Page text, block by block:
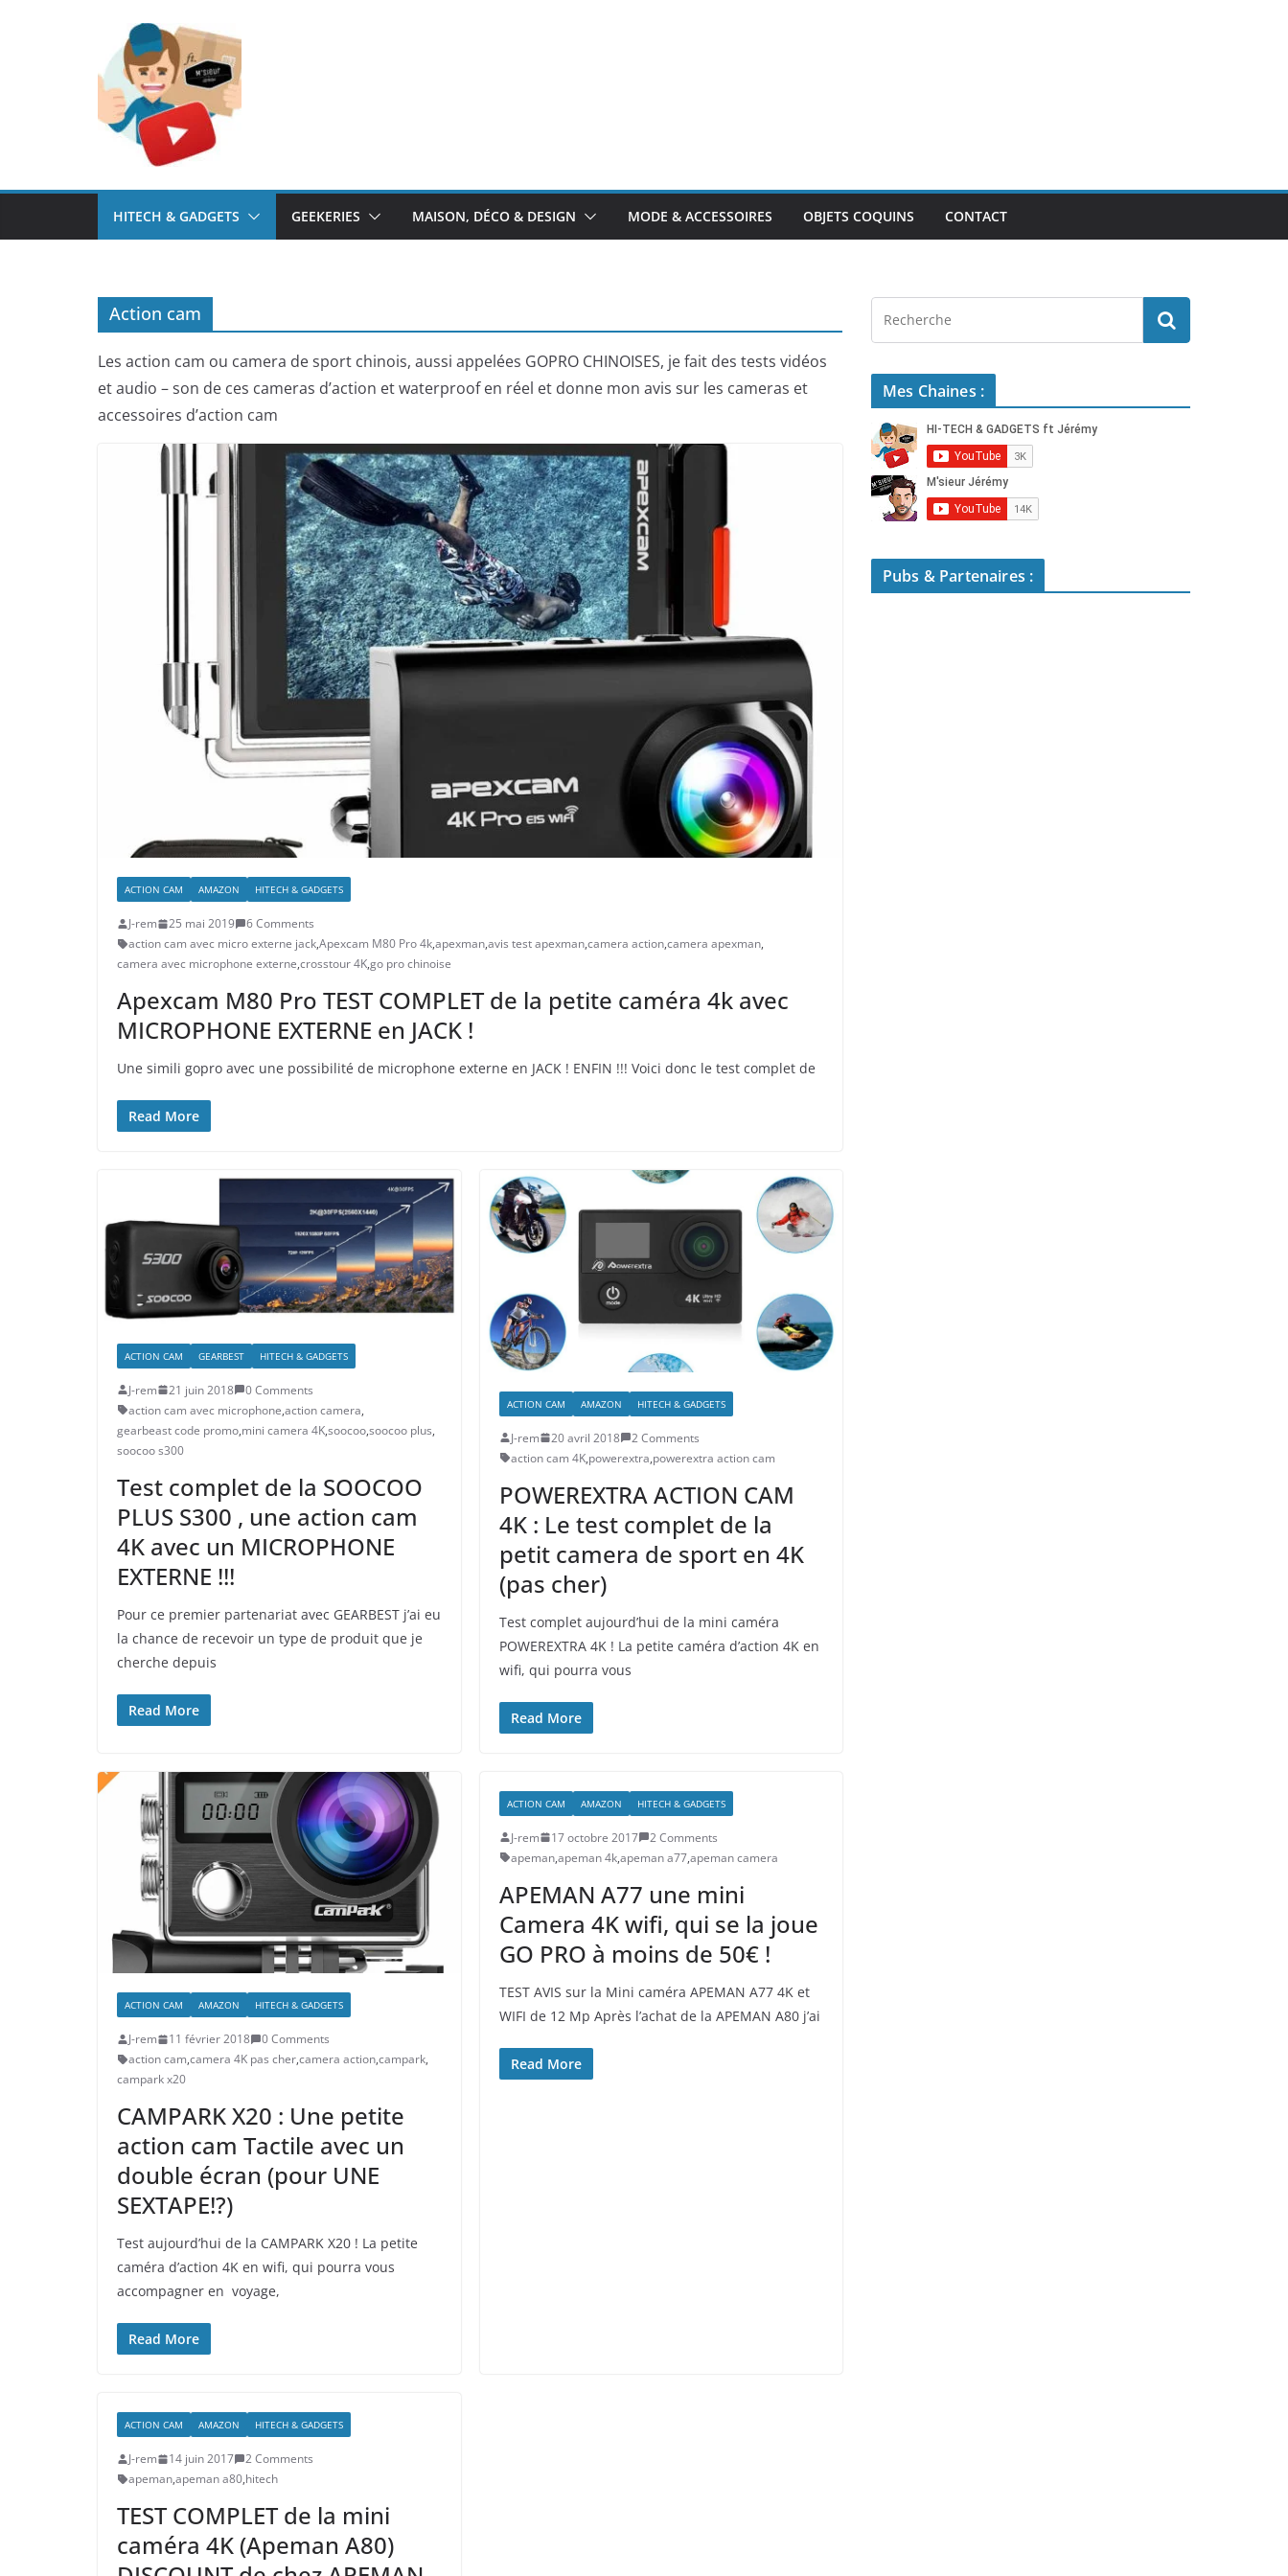
HITECH & GADGETS GEEKERIES MAISON, DÉCO & DESIGN MODE & ACCESSOIRES OBJETS COQUINS CONTACT
Action cam
Les action cam ou camera de sport chinois, aussi appelées GOPRO CHINOISES, je fait des tests vidéos
et audio – son de ces cameras d’action et waterproof en réel et donne mon avis sur les cameras et
accessoires d’action cam
ACTION CAM AMAZON HITECH & GADGETS
J-rem 25 mai 2019
6 Comments
action cam avec micro externe jack,Apexcam M80 Pro 4k,apexman,avis test apexman,camera action,camera apexman,
camera avec microphone externe,crosstour 4K,go pro chinoise
Apexcam M80 Pro TEST COMPLET de la petite caméra 4k avec
MICROPHONE EXTERNE en JACK !
Une simili gopro avec une possibilité de microphone externe en JACK ! ENFIN !!! Voici donc le test complet de
Read More
ACTION CAM GEARBEST HITECH & GADGETS
J-rem 21 juin 2018
0 Comments
action cam avec microphone,action camera,
gearbeast code promo,mini camera 4K,soocoo,soocoo plus,
soocoo s300
Test complet de la SOOCOO
PLUS S300 , une action cam
4K avec un MICROPHONE
EXTERNE !!!
Pour ce premier partenariat avec GEARBEST j’ai eu
la chance de recevoir un type de produit que je
cherche depuis
Read More
ACTION CAM AMAZON HITECH & GADGETS
J-rem 20 avril 2018
2 Comments
action cam 4K,powerextra,powerextra action cam
POWEREXTRA ACTION CAM
4K : Le test complet de la
petit camera de sport en 4K
(pas cher)
Test complet aujourd’hui de la mini caméra
POWEREXTRA 4K ! La petite caméra d’action 4K en
wifi, qui pourra vous
Read More
ACTION CAM AMAZON HITECH & GADGETS
J-rem 11 février 2018
0 Comments
action cam,camera 4K pas cher,camera action,campark,
campark x20
CAMPARK X20 : Une petite
action cam Tactile avec un
double écran (pour UNE
SEXTAPE!?)
Test aujourd’hui de la CAMPARK X20 ! La petite
caméra d’action 4K en wifi, qui pourra vous
accompagner en voyage,
Read More
ACTION CAM AMAZON HITECH & GADGETS
J-rem 17 octobre 2017
2 Comments
apeman,apeman 4k,apeman a77,apeman camera
APEMAN A77 une mini
Camera 4K wifi, qui se la joue
GO PRO à moins de 50€ !
TEST AVIS sur la Mini caméra APEMAN A77 4K et
WIFI de 12 Mp Après l’achat de la APEMAN A80 j’ai
Read More
ACTION CAM AMAZON HITECH & GADGETS
J-rem 14 juin 2017
2 Comments
apeman,apeman a80,hitech
TEST COMPLET de la mini
caméra 4K (Apeman A80)
Mes Chaines :
Pubs & Partenaires :